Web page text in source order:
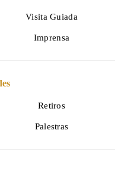
Visita Guiada
Imprensa
Retiros
Palestras